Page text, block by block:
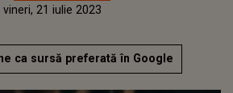
Actualizat:
vineri, 21 iulie 2023
ca sursă preferată în Google